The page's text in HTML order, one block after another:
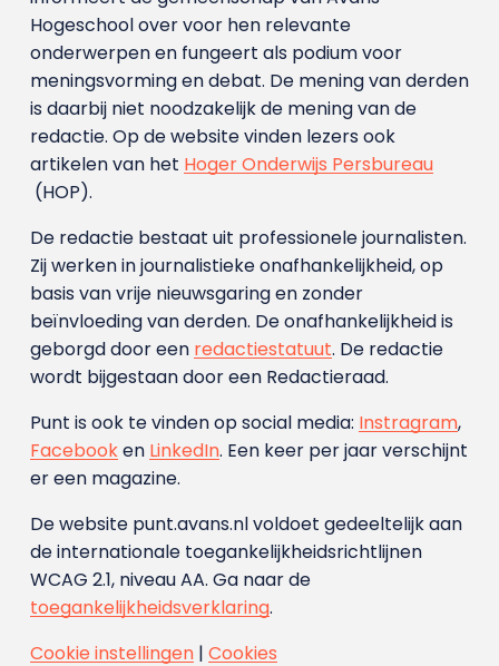
Hogeschool over voor hen relevante
onderwerpen en fungeert als podium voor
meningsvorming en debat. De mening van derden
is daarbij niet noodzakelijk de mening van de
redactie. Op de website vinden lezers ook
artikelen van het Hoger Onderwijs Persbureau
(HOP).
De redactie bestaat uit professionele journalisten.
Zij werken in journalistieke onafhankelijkheid, op
basis van vrije nieuwsgaring en zonder
beïnvloeding van derden. De onafhankelijkheid is
geborgd door een redactiestatuut. De redactie
wordt bijgestaan door een Redactieraad.
Punt is ook te vinden op social media: Instragram,
Facebooken LinkedIn. Een keer per jaar verschijnt
er een magazine.
De website punt.avans.nl voldoet gedeeltelijk aan
de internationale toegankelijkheidsrichtlijnen
WCAG 2.1, niveau AA. Ga naar de
toegankelijkheidsverklaring.
Cookie instellingen| Cookies